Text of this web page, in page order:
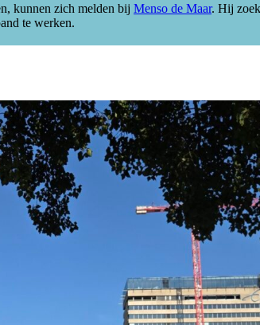
kunnen zich melden bij Menso de Maar. Hij
te werken.